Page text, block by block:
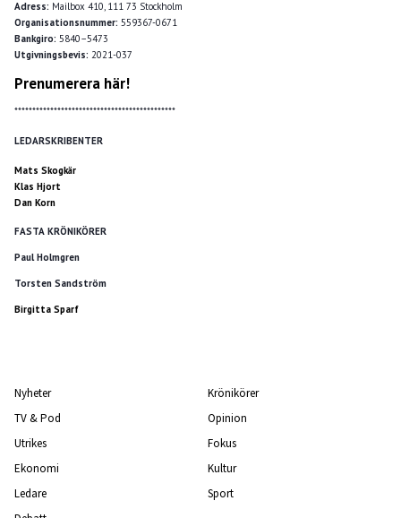
Adress: Mailbox 410, 111 73 Stockholm
Organisationsnummer: 559367-0671
Bankgiro: 5840–5473
Utgivningsbevis: 2021-037
Prenumerera här!
*********************************************
LEDARSKRIBENTER
Mats Skogkär
Klas Hjort
Dan Korn
FASTA KRÖNIKÖRER
Paul Holmgren
Torsten Sandström
Birgitta Sparf
Nyheter
TV & Pod
Utrikes
Ekonomi
Ledare
Krönikörer
Opinion
Fokus
Kultur
Sport